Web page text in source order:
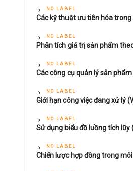
NO LABEL
Các kỹ thuật ưu tiên hóa
NO LABEL
Phân tích giá trị sản phẩm
NO LABEL
Các công cụ quản lý sản
NO LABEL
Giới hạn công việc đang xử lý
NO LABEL
Sử dụng biểu đồ luồng tích lũy
NO LABEL
Chiến lược hợp đồng trong